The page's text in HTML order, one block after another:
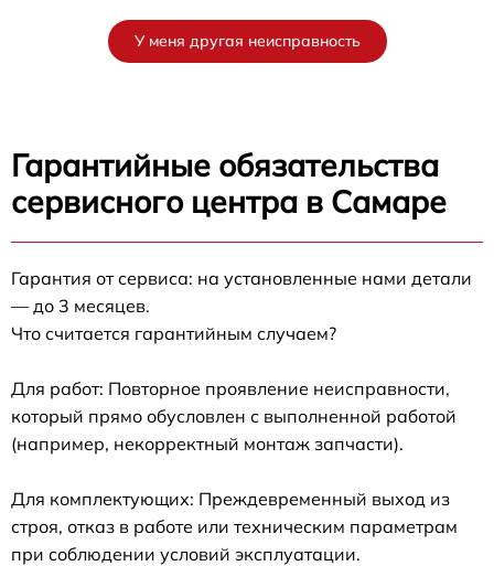
У меня другая неисправность
Гарантийные обязательства
сервисного центра в Самаре
Гарантия от сервиса: на установленные нами детали
— до 3 месяцев.
Что считается гарантийным случаем?
Для работ: Повторное проявление неисправности,
который прямо обусловлен с выполненной работой
(например, некорректный монтаж запчасти).
Для комплектующих: Преждевременный выход из
строя, отказ в работе или техническим параметрам
при соблюдении условий эксплуатации.